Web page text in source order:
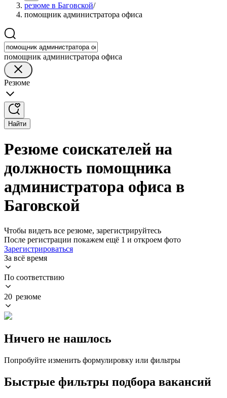
резюме в Баговской/
помощник администратора офиса
помощник администратора офиса
Резюме
Найти
Резюме соискателей на
должность помощника
администратора офиса в
Баговской
Чтобы видеть все резюме, зарегистрируйтесь
После регистрации покажем ещё 1 и откроем фото
Зарегистрироваться
За всё время
По соответствию
20 резюме
Ничего не нашлось
Попробуйте изменить формулировку или фильтры
Быстрые фильтры подбора вакансий